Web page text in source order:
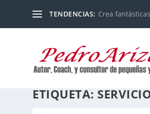
TENDENCIAS: Crea
ETIQUETA: